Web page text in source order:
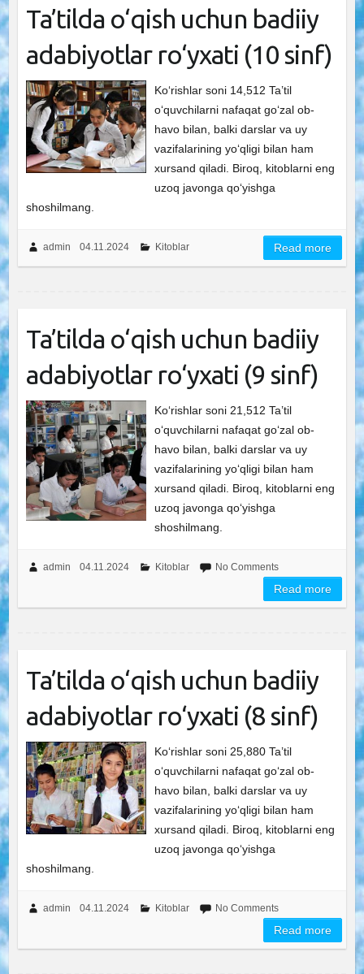
Ta’tilda o‘qish uchun badiiy
adabiyotlar ro‘yxati (10 sinf)
Ko‘rishlar soni 14,512 Ta’til
o‘quvchilarni nafaqat go‘zal ob-
havo bilan, balki darslar va uy
vazifalarining yo‘qligi bilan ham
xursand qiladi. Biroq, kitoblarni eng
uzoq javonga qo‘yishga
shoshilmang.
admin 04.11.2024 Kitoblar Read more
Ta’tilda o‘qish uchun badiiy
adabiyotlar ro‘yxati (9 sinf)
Ko‘rishlar soni 21,512 Ta’til
o‘quvchilarni nafaqat go‘zal ob-
havo bilan, balki darslar va uy
vazifalarining yo‘qligi bilan ham
xursand qiladi. Biroq, kitoblarni eng
uzoq javonga qo‘yishga
shoshilmang.
admin 04.11.2024 Kitoblar No Comments
Read more
Ta’tilda o‘qish uchun badiiy
adabiyotlar ro‘yxati (8 sinf)
Ko‘rishlar soni 25,880 Ta’til
o‘quvchilarni nafaqat go‘zal ob-
havo bilan, balki darslar va uy
vazifalarining yo‘qligi bilan ham
xursand qiladi. Biroq, kitoblarni eng
uzoq javonga qo‘yishga
shoshilmang.
admin 04.11.2024 Kitoblar No Comments
Read more